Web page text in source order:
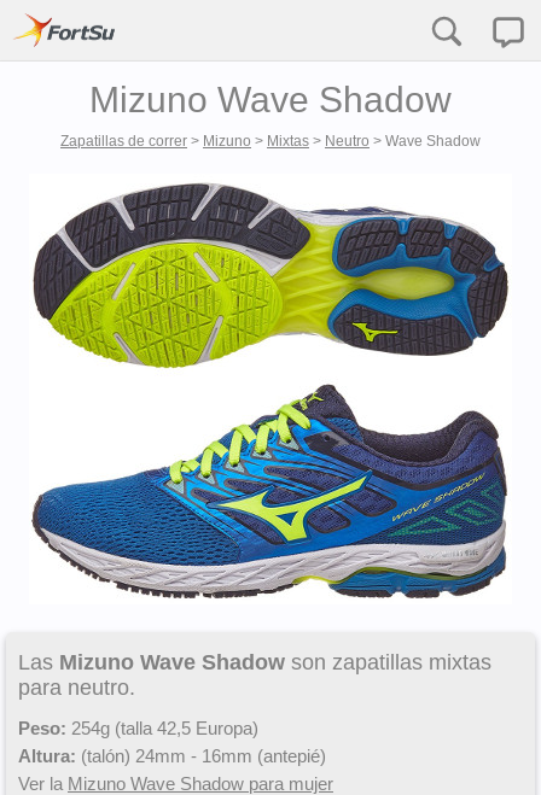
Mizuno Wave Shadow
Zapatillas de correr > Mizuno > Mixtas > Neutro > Wave Shadow
Las Mizuno Wave Shadow son zapatillas mixtas
para neutro.
Peso: 254g (talla 42,5 Europa)
Altura: (talón) 24mm - 16mm (antepié)
Ver la Mizuno Wave Shadow para mujer